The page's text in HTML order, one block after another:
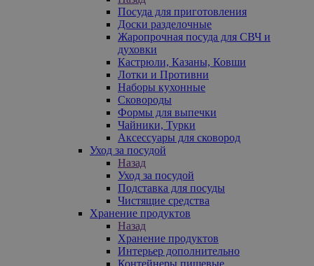
Посуда для приготовления
Доски разделочные
Жаропрочная посуда для СВЧ и
духовки
Кастрюли, Казаны, Ковши
Лотки и Противни
Наборы кухонные
Сковороды
Формы для выпечки
Чайники, Турки
Аксессуары для сковород
Уход за посудой
Назад
Уход за посудой
Подставка для посуды
Чистящие средства
Хранение продуктов
Назад
Хранение продуктов
Интерьер дополнительно
Контейнеры пищевые